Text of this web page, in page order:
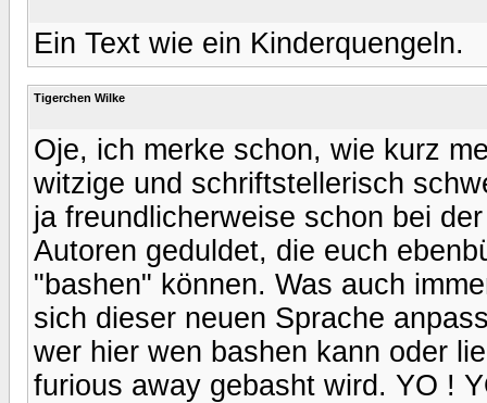
Ein Text wie ein Kinderquengeln.
Tigerchen Wilke
Oje, ich merke schon, wie kurz
witzige und schriftstellerisch
ja freundlicherweise schon bei
Autoren geduldet, die euch
"bashen" können. Was auch
sich dieser neuen Sprache
wer hier wen bashen kann oder
furious away gebasht wird. YO !